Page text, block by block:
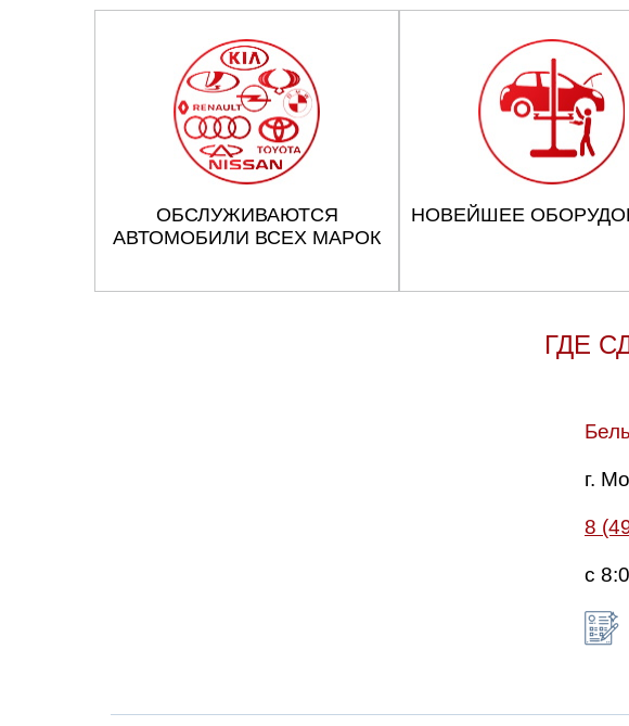
ОБСЛУЖИВАЮТСЯ
АВТОМОБИЛИ ВСЕХ МАРОК
НОВЕЙШЕЕ
ГДЕ
г.
8
с